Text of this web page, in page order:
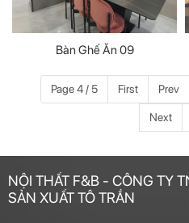
Bàn Ghế Ăn 09
Page 4 / 5 First Prev
Next
NỘI THẤT F&B - CÔNG TY
SẢN XUẤT TÔ TRẦN